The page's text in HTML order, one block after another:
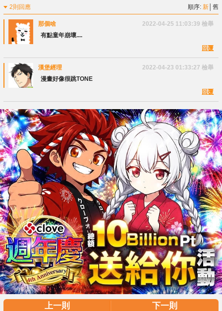
2則回應 順序:新 │舊
那個啥 2022-04-25 11:03:39 檢舉
有點童年崩壞....
回覆
漢堡經理 2022-04-23 01:33:27 檢舉
漫畫好像很跳TONE
回覆
上一則 下一則